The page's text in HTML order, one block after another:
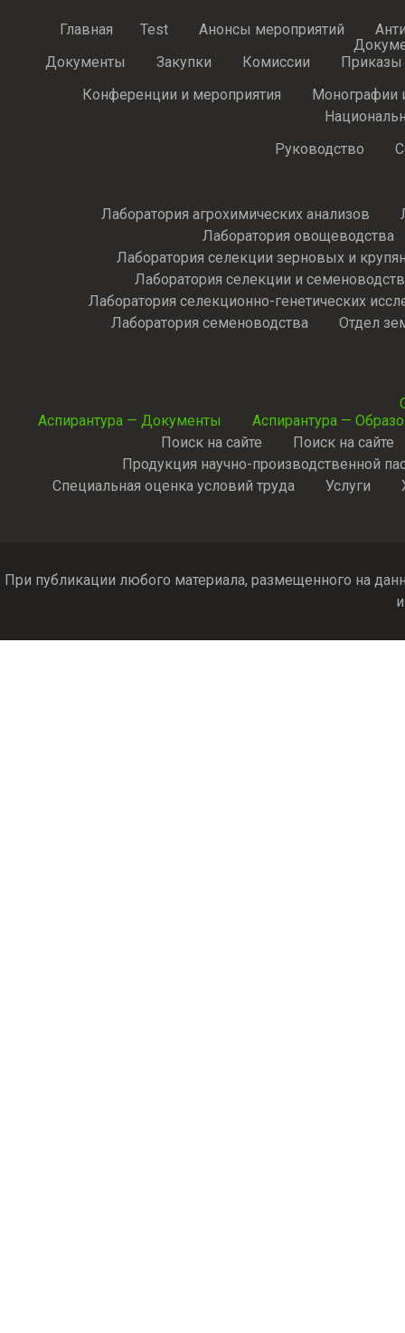
Главная Test Анонсы мероприятий
Документы
Закупки
Комиссии
Приказы
Конференции и мероприятия
Монографии
Руководство
Лаборатория агрохимических анализов
Лаборатория овощеводства
Лаборатория селекции зерновых и
Лаборатория селекции и
Лаборатория селекционно-генетических
Лаборатория семеноводства
Отдел
Аспирантура — Документы
Аспирантура —
Поиск на сайте
Поиск на сайте
Продукция научно-производственной
Специальная оценка условий труда
Услуги
При публикации любого материала, размещенного на